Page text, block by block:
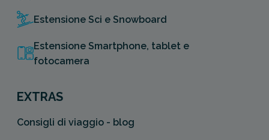
Estensione Sci e Snowboard
Estensione Smartphone, tablet e
fotocamera
EXTRAS
Consigli di viaggio - blog